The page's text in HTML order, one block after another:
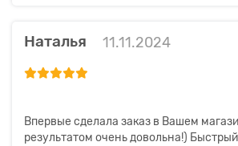
Наталья 11.11.2024
Впервые сделала заказ в Вашем
результатом очень довольна!)